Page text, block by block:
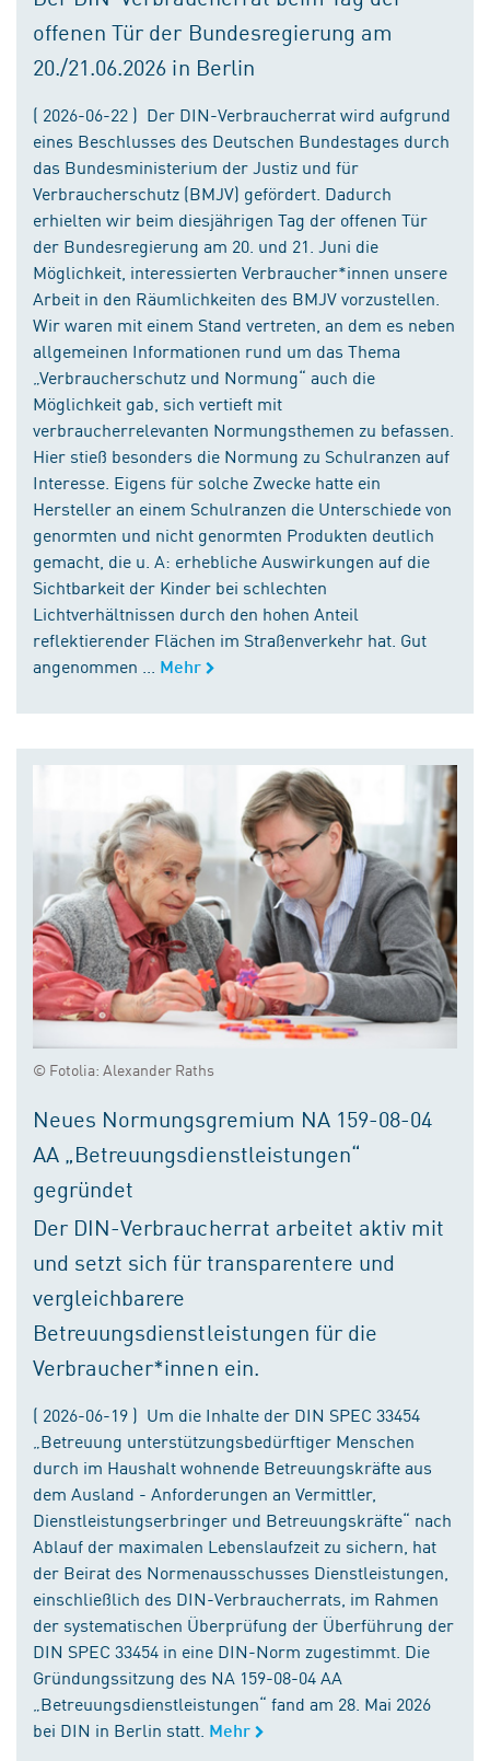
offenen Tür der Bundesregierung am
20./21.06.2026 in Berlin
( 2026-06-22 ) Der DIN-Verbraucherrat wird aufgrund
eines Beschlusses des Deutschen Bundestages durch
das Bundesministerium der Justiz und für
Verbraucherschutz (BMJV) gefördert. Dadurch
erhielten wir beim diesjährigen Tag der offenen Tür
der Bundesregierung am 20. und 21. Juni die
Möglichkeit, interessierten Verbraucher*innen unsere
Arbeit in den Räumlichkeiten des BMJV vorzustellen.
Wir waren mit einem Stand vertreten, an dem es neben
allgemeinen Informationen rund um das Thema
„Verbraucherschutz und Normung“ auch die
Möglichkeit gab, sich vertieft mit
verbraucherrelevanten Normungsthemen zu befassen.
Hier stieß besonders die Normung zu Schulranzen auf
Interesse. Eigens für solche Zwecke hatte ein
Hersteller an einem Schulranzen die Unterschiede von
genormten und nicht genormten Produkten deutlich
gemacht, die u. A: erhebliche Auswirkungen auf die
Sichtbarkeit der Kinder bei schlechten
Lichtverhältnissen durch den hohen Anteil
reflektierender Flächen im Straßenverkehr hat. Gut
angenommen ...
Mehr
© Fotolia: Alexander Raths
Neues Normungsgremium NA 159-08-04
AA „Betreuungsdienstleistungen“
gegründet
Der DIN-Verbraucherrat arbeitet aktiv mit
und setzt sich für transparentere und
vergleichbarere
Betreuungsdienstleistungen für die
Verbraucher*innen ein.
( 2026-06-19 ) Um die Inhalte der DIN SPEC 33454
„Betreuung unterstützungsbedürftiger Menschen
durch im Haushalt wohnende Betreuungskräfte aus
dem Ausland - Anforderungen an Vermittler,
Dienstleistungserbringer und Betreuungskräfte“ nach
Ablauf der maximalen Lebenslaufzeit zu sichern, hat
der Beirat des Normenausschusses Dienstleistungen,
einschließlich des DIN-Verbraucherrats, im Rahmen
der systematischen Überprüfung der Überführung der
DIN SPEC 33454 in eine DIN-Norm zugestimmt. Die
Gründungssitzung des NA 159-08-04 AA
„Betreuungsdienstleistungen“ fand am 28. Mai 2026
bei DIN in Berlin statt. Mehr